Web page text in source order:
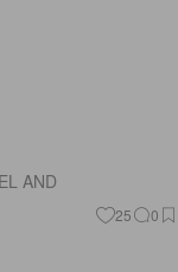
AND
25 0